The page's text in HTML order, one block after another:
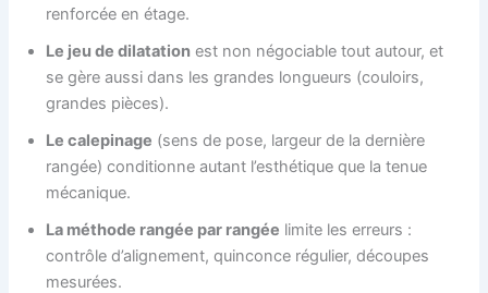
renforcée en étage.
Le jeu de dilatation est non négociable tout autour, et
se gère aussi dans les grandes longueurs (couloirs,
grandes pièces).
Le calepinage (sens de pose, largeur de la dernière
rangée) conditionne autant l’esthétique que la tenue
mécanique.
La méthode rangée par rangée limite les erreurs :
contrôle d’alignement, quinconce régulier, découpes
mesurées.